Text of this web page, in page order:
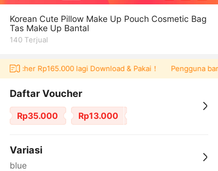
Korean Cute Pillow Make Up Pouch Cosmetic Bag
Tas Make Up Bantal
140 Terjual
Rp165.000 lagi Download & Pakai！ Pengguna
Daftar Voucher
Rp35.000 Rp13.000
Variasi
blue